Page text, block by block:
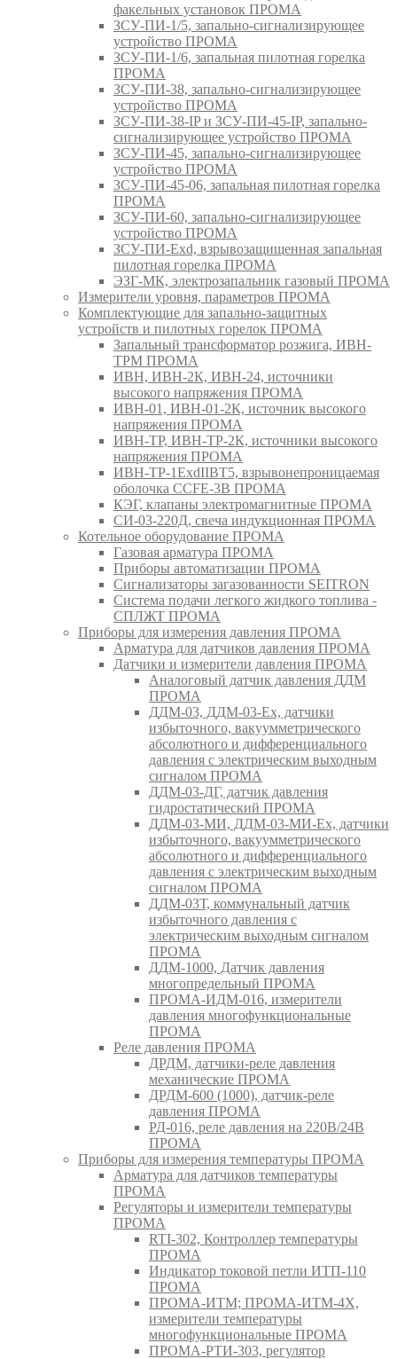
факельных установок ПРОМА
ЗСУ-ПИ-1/5, запально-сигнализирующее
устройство ПРОМА
ЗСУ-ПИ-1/6, запальная пилотная горелка
ПРОМА
ЗСУ-ПИ-38, запально-сигнализирующее
устройство ПРОМА
ЗСУ-ПИ-38-IP и ЗСУ-ПИ-45-IP, запально-
сигнализирующее устройство ПРОМА
ЗСУ-ПИ-45, запально-сигнализирующее
устройство ПРОМА
ЗСУ-ПИ-45-06, запальная пилотная горелка
ПРОМА
ЗСУ-ПИ-60, запально-сигнализирующее
устройство ПРОМА
ЗСУ-ПИ-Exd, взрывозащищенная запальная
пилотная горелка ПРОМА
ЭЗГ-МК, электрозапальник газовый ПРОМА
Измерители уровня, параметров ПРОМА
Комплектующие для запально-защитных
устройств и пилотных горелок ПРОМА
Запальный трансформатор розжига, ИВН-
ТРМ ПРОМА
ИВН, ИВН-2К, ИВН-24, источники
высокого напряжения ПРОМА
ИВН-01, ИВН-01-2К, источник высокого
напряжения ПРОМА
ИВН-ТР, ИВН-ТР-2К, источники высокого
напряжения ПРОМА
ИВН-ТР-1ExdIIBT5, взрывонепроницаемая
оболочка CCFE-3B ПРОМА
КЭГ, клапаны электромагнитные ПРОМА
СИ-03-220Д, свеча индукционная ПРОМА
Котельное оборудование ПРОМА
Газовая арматура ПРОМА
Приборы автоматизации ПРОМА
Сигнализаторы загазованности SEITRON
Система подачи легкого жидкого топлива -
СПЛЖТ ПРОМА
Приборы для измерения давления ПРОМА
Арматура для датчиков давления ПРОМА
Датчики и измерители давления ПРОМА
Аналоговый датчик давления ДДМ
ПРОМА
ДДМ-03, ДДМ-03-Ех, датчики
избыточного, вакуумметрического
абсолютного и дифференциального
давления с электрическим выходным
сигналом ПРОМА
ДДМ-03-ДГ, датчик давления
гидростатический ПРОМА
ДДМ-03-МИ, ДДМ-03-МИ-Ех, датчики
избыточного, вакуумметрического
абсолютного и дифференциального
давления с электрическим выходным
сигналом ПРОМА
ДДМ-03Т, коммунальный датчик
избыточного давления с
электрическим выходным сигналом
ПРОМА
ДДМ-1000, Датчик давления
многопредельный ПРОМА
ПРОМА-ИДМ-016, измерители
давления многофункциональные
ПРОМА
Реле давления ПРОМА
ДРДМ, датчики-реле давления
механические ПРОМА
ДРДМ-600 (1000), датчик-реле
давления ПРОМА
РД-016, реле давления на 220В/24В
ПРОМА
Приборы для измерения температуры ПРОМА
Арматура для датчиков температуры
ПРОМА
Регуляторы и измерители температуры
ПРОМА
RTI-302, Контроллер температуры
ПРОМА
Индикатор токовой петли ИТП-110
ПРОМА
ПРОМА-ИТМ; ПРОМА-ИТМ-4Х,
измерители температуры
многофункциональные ПРОМА
ПРОМА-РТИ-303, регулятор